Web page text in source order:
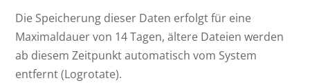
Die Speicherung dieser Daten erfolgt für eine
Maximaldauer von 14 Tagen, ältere Dateien werden
ab diesem Zeitpunkt automatisch vom System
entfernt (Logrotate).